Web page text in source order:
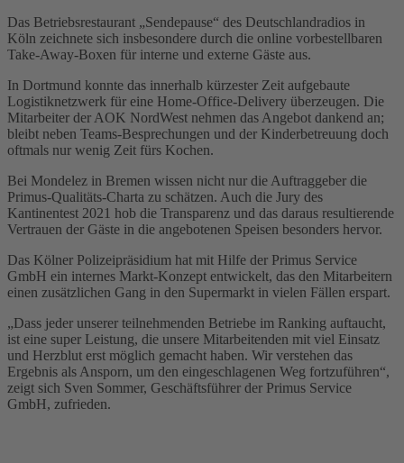
Das Betriebsrestaurant „Sendepause“ des Deutschlandradios in
Köln zeichnete sich insbesondere durch die online vorbestellbaren
Take-Away-Boxen für interne und externe Gäste aus.
In Dortmund konnte das innerhalb kürzester Zeit aufgebaute
Logistiknetzwerk für eine Home-Office-Delivery überzeugen. Die
Mitarbeiter der AOK NordWest nehmen das Angebot dankend an;
bleibt neben Teams-Besprechungen und der Kinderbetreuung doch
oftmals nur wenig Zeit fürs Kochen.
Bei Mondelez in Bremen wissen nicht nur die Auftraggeber die
Primus-Qualitäts-Charta zu schätzen. Auch die Jury des
Kantinentest 2021 hob die Transparenz und das daraus resultierende
Vertrauen der Gäste in die angebotenen Speisen besonders hervor.
Das Kölner Polizeipräsidium hat mit Hilfe der Primus Service
GmbH ein internes Markt-Konzept entwickelt, das den Mitarbeitern
einen zusätzlichen Gang in den Supermarkt in vielen Fällen erspart.
„Dass jeder unserer teilnehmenden Betriebe im Ranking auftaucht,
ist eine super Leistung, die unsere Mitarbeitenden mit viel Einsatz
und Herzblut erst möglich gemacht haben. Wir verstehen das
Ergebnis als Ansporn, um den eingeschlagenen Weg fortzuführen“,
zeigt sich Sven Sommer, Geschäftsführer der Primus Service
GmbH, zufrieden.